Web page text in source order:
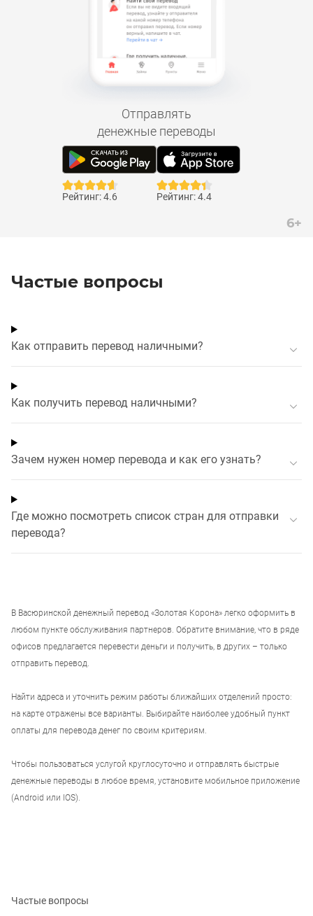
Отправлять
денежные переводы
Рейтинг: 4.6 Рейтинг: 4.4
6+
Частые вопросы
Как отправить перевод наличными?
Как получить перевод наличными?
Зачем нужен номер перевода и как его узнать?
Где можно посмотреть список стран для отправки
перевода?
В Васюринской денежный перевод «Золотая Корона» легко оформить в
любом пункте обслуживания партнеров. Обратите внимание, что в ряде
офисов предлагается перевести деньги и получить, в других – только
отправить перевод.
Найти адреса и уточнить режим работы ближайших отделений просто:
на карте отражены все варианты. Выбирайте наиболее удобный пункт
оплаты для перевода денег по своим критериям.
Чтобы пользоваться услугой круглосуточно и отправлять быстрые
денежные переводы в любое время, установите мобильное приложение
(Android или IOS).
Частые вопросы